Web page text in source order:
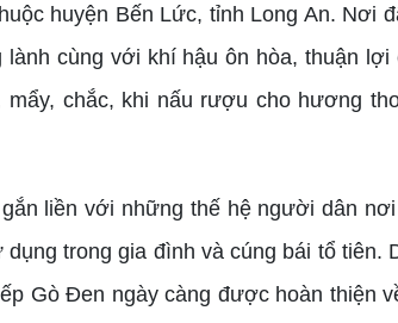
huyện Bến Lức, tỉnh Long An. Nơi
cùng với khí hậu ôn hòa, thuận lợi
chắc, khi nấu rượu cho hương
gắn liền với những thế hệ người dân
trong gia đình và cúng bái tổ tiên.
Gò Đen ngày càng được hoàn thiện